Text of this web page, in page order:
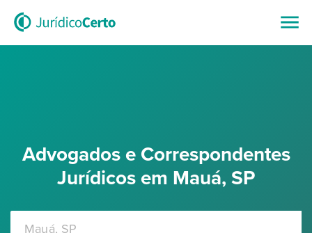
Advogados e Correspondentes
Jurídicos em Mauá, SP